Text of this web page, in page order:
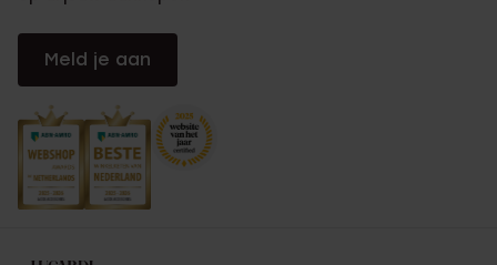
Meld je aan